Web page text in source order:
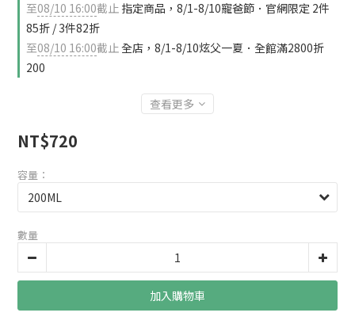
至08/10 16:00截止 指定商品，8/1-8/10寵爸節．官網限定 2件
85折 / 3件82折
至08/10 16:00截止全店，8/1-8/10炫父一夏．全館滿2800折
200
查看更多
NT$720
容量：
數量
加入購物車